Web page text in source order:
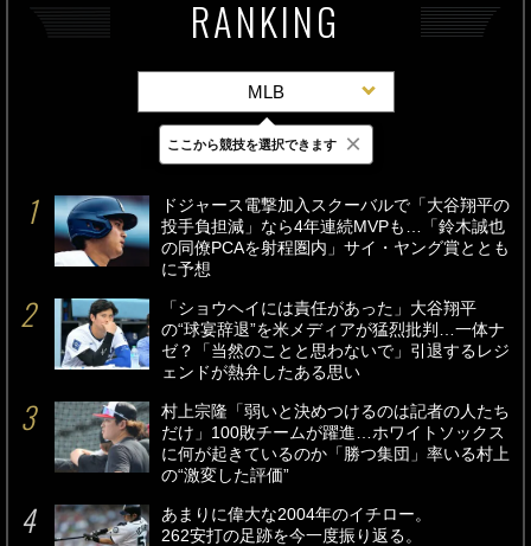
RANKING
MLB
最新 24時間 週間
ドジャース電撃加入スクーバルで「大谷翔平の
投手負担減」なら4年連続MVPも…「鈴木誠也
の同僚PCAを射程圏内」サイ・ヤング賞ととも
に予想
「ショウヘイには責任があった」大谷翔平
の“球宴辞退”を米メディアが猛烈批判…一体ナ
ゼ？「当然のことと思わないで」引退するレジ
ェンドが熱弁したある思い
村上宗隆「弱いと決めつけるのは記者の人たち
だけ」100敗チームが躍進…ホワイトソックス
に何が起きているのか「勝つ集団」率いる村上
の“激変した評価”
あまりに偉大な2004年のイチロー。
262安打の足跡を今一度振り返る。
ここから競技を選択できます ×